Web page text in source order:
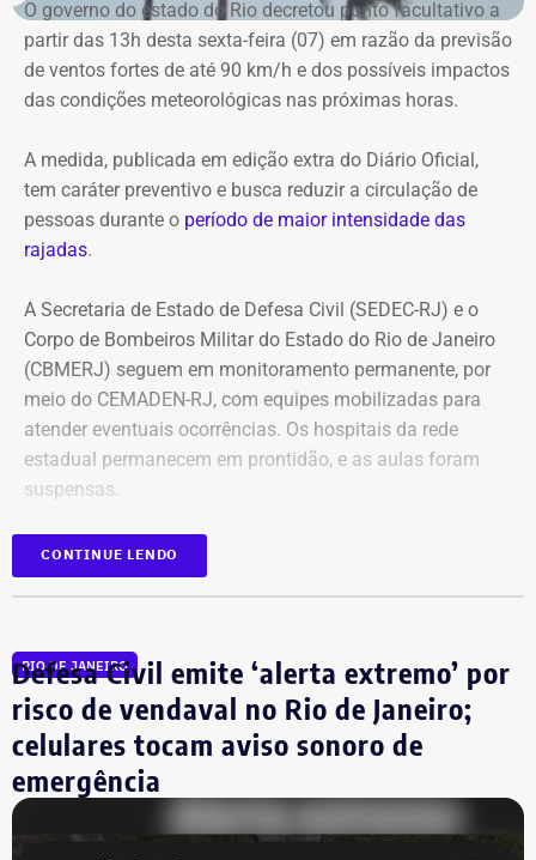
pode acionar o Corpo de Bombeiros pelo telefone 193 e a
Defesa Civil pelo número 199.
O governo do estado do Rio decretou ponto facultativo a
partir das 13h desta sexta-feira (07) em razão da previsão
de ventos fortes de até 90 km/h e dos possíveis impactos
das condições meteorológicas nas próximas horas.
A medida, publicada em edição extra do Diário Oficial,
tem caráter preventivo e busca reduzir a circulação de
pessoas durante o período de maior intensidade das
rajadas.
A Secretaria de Estado de Defesa Civil (SEDEC-RJ) e o
Corpo de Bombeiros Militar do Estado do Rio de Janeiro
(CBMERJ) seguem em monitoramento permanente, por
meio do CEMADEN-RJ, com equipes mobilizadas para
atender eventuais ocorrências. Os hospitais da rede
estadual permanecem em prontidão, e as aulas foram
suspensas.
As autoridades orientam a população a evitar
deslocamentos desnecessários durante as rajadas de
acompanhar os comunicados dos canais oficiais. Em
caso de emergência, o Corpo de Bombeiros pode ser
acionado pelo telefone 193 ou pelo aplicativo 193RJ.
CONTINUE LENDO
RIO DE JANEIRO
Defesa Civil emite ‘alerta extremo’ por
risco de vendaval no Rio de Janeiro;
celulares tocam aviso sonoro de
emergência